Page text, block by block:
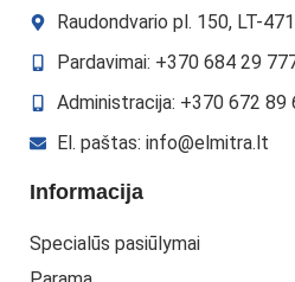
Raudondvario pl. 150, LT-
Pardavimai: +370 684 29
Administracija: +370 672 89
El. paštas: info@elmitra.lt
Informacija
Specialūs pasiūlymai